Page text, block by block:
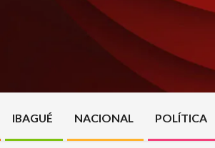
IBAGUÉ NACIONAL POLÍTICA